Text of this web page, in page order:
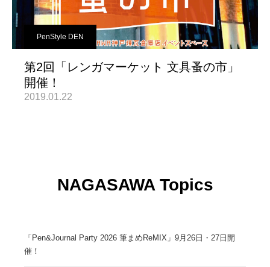
PenStyle DEN
第2回「レンガマーケット 文具蚤の市」
開催！
2019.01.22
NAGASAWA Topics
「Pen&Journal Party 2026 筆まめReMIX」9月26日・27日開
催！